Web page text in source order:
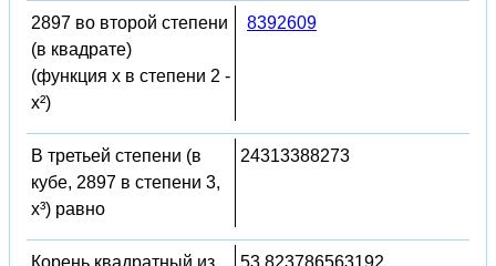
2897 во второй степени
(в квадрате)
(функция x в степени 2 -
x²)
8392609
В третьей степени (в
кубе, 2897 в степени 3,
x³) равно
24313388273
Корень квадратный из
53.823786563192